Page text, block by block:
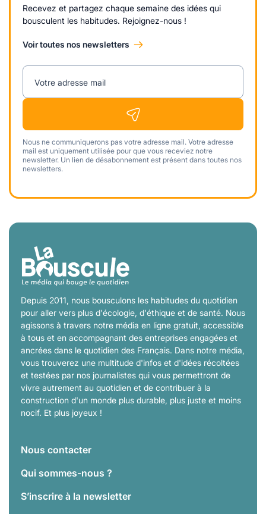
Recevez et partagez chaque semaine des idées qui
bousculent les habitudes. Rejoignez-nous !
Voir toutes nos newsletters
Votre adresse mail
Nous ne communiquerons pas votre adresse mail. Votre adresse
mail est uniquement utilisée pour que vous receviez notre
newsletter. Un lien de désabonnement est présent dans toutes nos
newsletters.
Depuis 2011, nous bousculons les habitudes du quotidien
pour aller vers plus d'écologie, d'éthique et de santé. Nous
agissons à travers notre média en ligne gratuit, accessible
à tous et en accompagnant des entreprises engagées et
ancrées dans le quotidien des Français. Dans notre média,
vous trouverez une multitude d'infos et d'idées récoltées
et testées par nos journalistes qui vous permettront de
vivre autrement au quotidien et de contribuer à la
construction d'un monde plus durable, plus juste et moins
nocif. Et plus joyeux !
Nous contacter
Qui sommes-nous ?
S’inscrire à la newsletter